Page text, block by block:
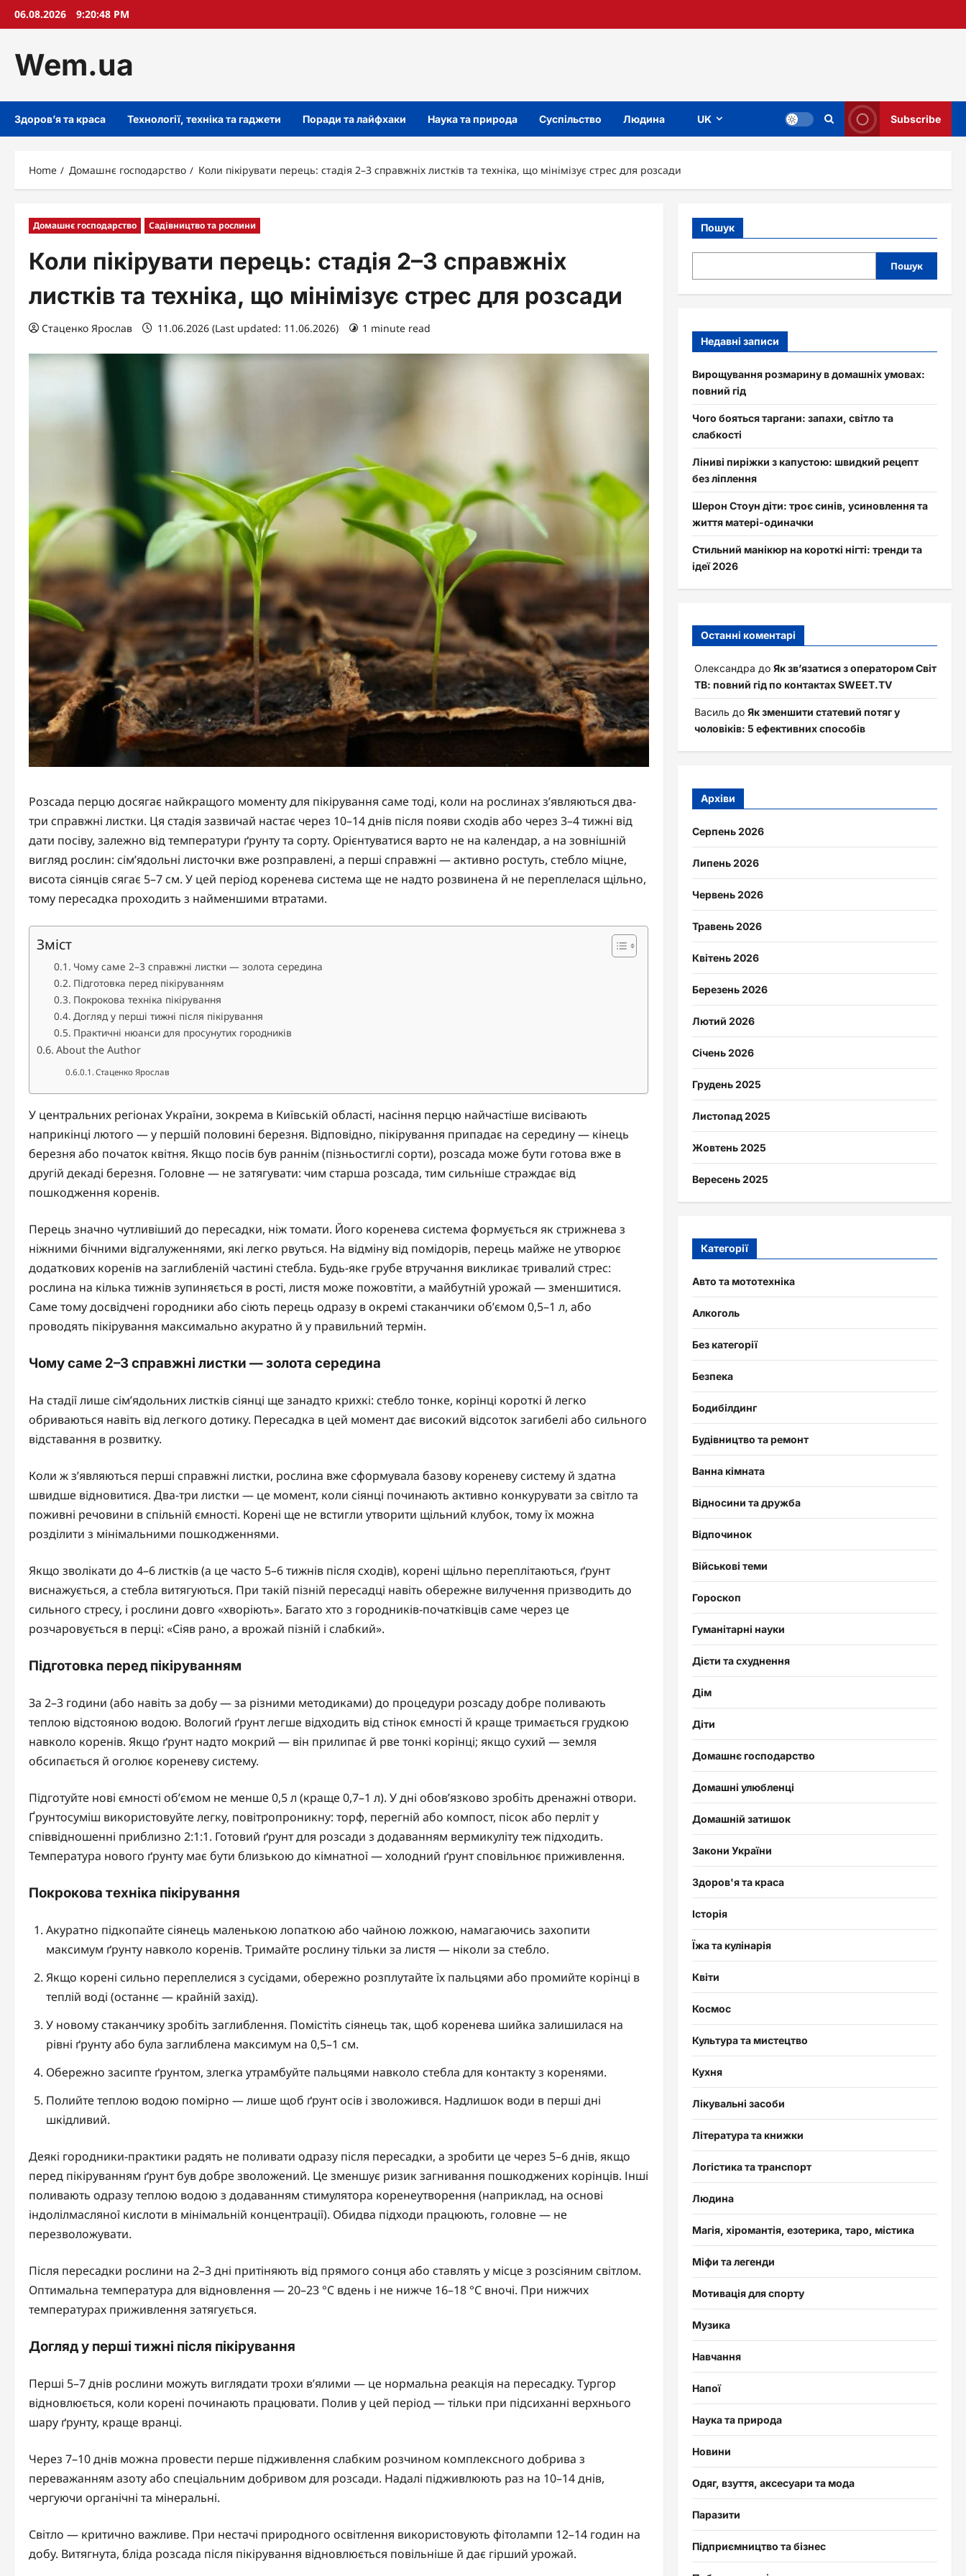
Skip06.08.2026 9:20:49 PM
Wem.ua
Здоров’я та краса Технології, техніка та гаджети Поради та лайфхаки Наука та природа Суспільство Людина UK Subscribe
Home Домашнє господарство Коли пікірувати перець: стадія 2–3 справжніх листків та техніка, що мінімізує стрес для розсади
Домашнє господарство Садівництво та рослини
Коли пікірувати перець: стадія 2–3 справжніх
листків та техніка, що мінімізує стрес для розсади
Стаценко Ярослав 11.06.2026 (Last updated: 11.06.2026) 1 minute read
Розсада перцю досягає найкращого моменту для пікірування саме тоді, коли на рослинах з’являються два-
три справжні листки. Ця стадія зазвичай настає через 10–14 днів після появи сходів або через 3–4 тижні від
дати посіву, залежно від температури ґрунту та сорту. Орієнтуватися варто не на календар, а на зовнішній
вигляд рослин: сім’ядольні листочки вже розправлені, а перші справжні — активно ростуть, стебло міцне,
висота сіянців сягає 5–7 см. У цей період коренева система ще не надто розвинена й не переплелася щільно,
тому пересадка проходить з найменшими втратами.
Зміст
Чому саме 2–3 справжні листки — золота середина
Підготовка перед пікіруванням
Покрокова техніка пікірування
Догляд у перші тижні після пікірування
Практичні нюанси для просунутих городників
About the Author
Стаценко Ярослав
У центральних регіонах України, зокрема в Київській області, насіння перцю найчастіше висівають
наприкінці лютого — у першій половині березня. Відповідно, пікірування припадає на середину — кінець
березня або початок квітня. Якщо посів був раннім (пізньостиглі сорти), розсада може бути готова вже в
другій декаді березня. Головне — не затягувати: чим старша розсада, тим сильніше страждає від
пошкодження коренів.
Перець значно чутливіший до пересадки, ніж томати. Його коренева система формується як стрижнева з
ніжними бічними відгалуженнями, які легко рвуться. На відміну від помідорів, перець майже не утворює
додаткових коренів на заглибленій частині стебла. Будь-яке грубе втручання викликає тривалий стрес:
рослина на кілька тижнів зупиняється в рості, листя може пожовтіти, а майбутній урожай — зменшитися.
Саме тому досвідчені городники або сіють перець одразу в окремі стаканчики об’ємом 0,5–1 л, або
проводять пікірування максимально акуратно й у правильний термін.
Чому саме 2–3 справжні листки — золота середина
На стадії лише сім’ядольних листків сіянці ще занадто крихкі: стебло тонке, корінці короткі й легко
обриваються навіть від легкого дотику. Пересадка в цей момент дає високий відсоток загибелі або сильного
відставання в розвитку.
Коли ж з’являються перші справжні листки, рослина вже сформувала базову кореневу систему й здатна
швидше відновитися. Два-три листки — це момент, коли сіянці починають активно конкурувати за світло та
поживні речовини в спільній ємності. Корені ще не встигли утворити щільний клубок, тому їх можна
розділити з мінімальними пошкодженнями.
Якщо зволікати до 4–6 листків (а це часто 5–6 тижнів після сходів), корені щільно переплітаються, ґрунт
виснажується, а стебла витягуються. При такій пізній пересадці навіть обережне вилучення призводить до
сильного стресу, і рослини довго «хворіють». Багато хто з городників-початківців саме через це
розчаровується в перці: «Сіяв рано, а врожай пізній і слабкий».
Підготовка перед пікіруванням
За 2–3 години (або навіть за добу — за різними методиками) до процедури розсаду добре поливають
теплою відстояною водою. Вологий ґрунт легше відходить від стінок ємності й краще тримається грудкою
навколо коренів. Якщо ґрунт надто мокрий — він прилипає й рве тонкі корінці; якщо сухий — земля
обсипається й оголює кореневу систему.
Підготуйте нові ємності об’ємом не менше 0,5 л (краще 0,7–1 л). У дні обов’язково зробіть дренажні отвори.
Ґрунтосуміш використовуйте легку, повітропроникну: торф, перегній або компост, пісок або перліт у
співвідношенні приблизно 2:1:1. Готовий ґрунт для розсади з додаванням вермикуліту теж підходить.
Температура нового ґрунту має бути близькою до кімнатної — холодний ґрунт сповільнює приживлення.
Покрокова техніка пікірування
Акуратно підкопайте сіянець маленькою лопаткою або чайною ложкою, намагаючись захопити
максимум ґрунту навколо коренів. Тримайте рослину тільки за листя — ніколи за стебло.
Якщо корені сильно переплелися з сусідами, обережно розплутайте їх пальцями або промийте корінці в
теплій воді (останнє — крайній захід).
У новому стаканчику зробіть заглиблення. Помістіть сіянець так, щоб коренева шийка залишилася на
рівні ґрунту або була заглиблена максимум на 0,5–1 см.
Обережно засипте ґрунтом, злегка утрамбуйте пальцями навколо стебла для контакту з коренями.
Полийте теплою водою помірно — лише щоб ґрунт осів і зволожився. Надлишок води в перші дні
шкідливий.
Деякі городники-практики радять не поливати одразу після пересадки, а зробити це через 5–6 днів, якщо
перед пікіруванням ґрунт був добре зволожений. Це зменшує ризик загнивання пошкоджених корінців. Інші
поливають одразу теплою водою з додаванням стимулятора коренеутворення (наприклад, на основі
індолілмасляної кислоти в мінімальній концентрації). Обидва підходи працюють, головне — не
перезволожувати.
Після пересадки рослини на 2–3 дні притіняють від прямого сонця або ставлять у місце з розсіяним світлом.
Оптимальна температура для відновлення — 20–23 °C вдень і не нижче 16–18 °C вночі. При нижчих
температурах приживлення затягується.
Догляд у перші тижні після пікірування
Перші 5–7 днів рослини можуть виглядати трохи в’ялими — це нормальна реакція на пересадку. Тургор
відновлюється, коли корені починають працювати. Полив у цей період — тільки при підсиханні верхнього
шару ґрунту, краще вранці.
Через 7–10 днів можна провести перше підживлення слабким розчином комплексного добрива з
переважанням азоту або спеціальним добривом для розсади. Надалі підживлюють раз на 10–14 днів,
чергуючи органічні та мінеральні.
Світло — критично важливе. При нестачі природного освітлення використовують фітолампи 12–14 годин на
добу. Витягнута, бліда розсада після пікірування відновлюється повільніше й дає гірший урожай.
Пошук
Пошук
Недавні записи
Вирощування розмарину в домашніх умовах:
повний гід
Чого бояться таргани: запахи, світло та
слабкості
Ліниві пиріжки з капустою: швидкий рецепт
без ліплення
Шерон Стоун діти: троє синів, усиновлення та
життя матері-одиначки
Стильний манікюр на короткі нігті: тренди та
ідеї 2026
Останні коментарі
Олександра до Як зв’язатися з оператором Світ
ТВ: повний гід по контактах SWEET.TV
Василь до Як зменшити статевий потяг у
чоловіків: 5 ефективних способів
Архіви
Серпень 2026
Липень 2026
Червень 2026
Травень 2026
Квітень 2026
Березень 2026
Лютий 2026
Січень 2026
Грудень 2025
Листопад 2025
Жовтень 2025
Вересень 2025
Категорії
Авто та мототехніка
Алкоголь
Без категорії
Безпека
Бодибілдинг
Будівництво та ремонт
Ванна кімната
Відносини та дружба
Відпочинок
Військові теми
Гороскоп
Гуманітарні науки
Дієти та схуднення
Дім
Діти
Домашнє господарство
Домашні улюбленці
Домашній затишок
Закони України
Здоров'я та краса
Історія
Їжа та кулінарія
Квіти
Космос
Культура та мистецтво
Кухня
Лікувальні засоби
Література та книжки
Логістика та транспорт
Людина
Магія, хіромантія, езотерика, таро, містика
Міфи та легенди
Мотивація для спорту
Музика
Навчання
Напої
Наука та природа
Новини
Одяг, взуття, аксесуари та мода
Паразити
Підприємництво та бізнес